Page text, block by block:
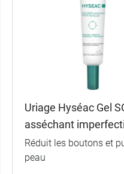
Uriage Hyséac Gel
asséchant
Réduit les boutons et
peau